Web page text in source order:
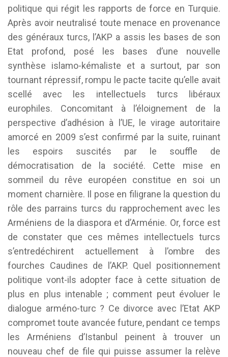
politique qui régit les rapports de force en Turquie.
Après avoir neutralisé toute menace en provenance
des généraux turcs, l’AKP a assis les bases de son
Etat profond, posé les bases d’une nouvelle
synthèse islamo-kémaliste et a surtout, par son
tournant répressif, rompu le pacte tacite qu’elle avait
scellé avec les intellectuels turcs libéraux
europhiles. Concomitant à l’éloignement de la
perspective d’adhésion à l’UE, le virage autoritaire
amorcé en 2009 s’est confirmé par la suite, ruinant
les espoirs suscités par le souffle de
démocratisation de la société. Cette mise en
sommeil du rêve européen constitue en soi un
moment charnière. Il pose en filigrane la question du
rôle des parrains turcs du rapprochement avec les
Arméniens de la diaspora et d’Arménie. Or, force est
de constater que ces mêmes intellectuels turcs
s’entredéchirent actuellement à l’ombre des
fourches Caudines de l’AKP. Quel positionnement
politique vont-ils adopter face à cette situation de
plus en plus intenable ; comment peut évoluer le
dialogue arméno-turc ? Ce divorce avec l’Etat AKP
compromet toute avancée future, pendant ce temps
les Arméniens d’Istanbul peinent à trouver un
nouveau chef de file qui puisse assumer la relève